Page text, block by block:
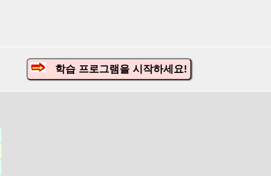
학습 프로그램을 시작하세요!